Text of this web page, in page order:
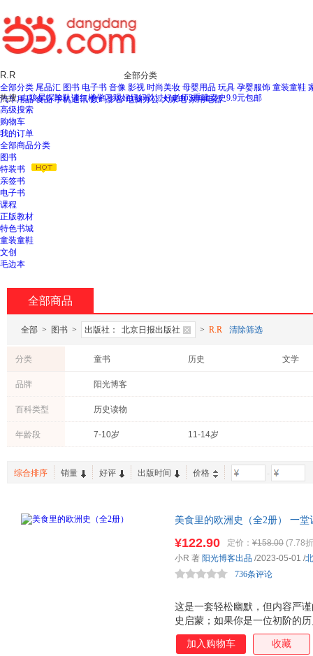
全部分类
全部分类 尾品汇 图书 电子书 音像 影视 时尚美妆 母婴用品 玩具 孕婴服饰 童装童鞋
汽车用品 食品 手机通讯 数码影音 电脑办公 大家电 家用电器
热搜:白狼星探险队读红楼学习观好妈妈胜过好老师3重建秦史9.9元包邮
高级搜索
购物车
我的订单
全部商品分类
图书
特装书
亲签书
电子书
课程
正版教材
特色书城
童装童鞋
文创
毛边本
全部商品
全部 > 图书 > 出版社： 北京日报出版社 > R.R 清除筛选
分类 童书 历史
文学
亲子/家教
品牌 阳光博客
百科类型 历史读物
年龄段 7-10岁 11-14岁
综合排序 销量 好评 出版时间 价格 -
美食里的欧洲史（全2册） 一
节点，14种常见美食带你“津津
这是一套轻松幽默，但内容严
史启蒙；如果你是一位初阶的
了解跌宕起伏的欧洲历史，收
明治、巧克力和曲奇饼等14种
¥122.90 定价： ¥158.00 (7.78
736条评论
小R 著 阳光博客出品 /2023-05-01 /
加入购物车 收藏